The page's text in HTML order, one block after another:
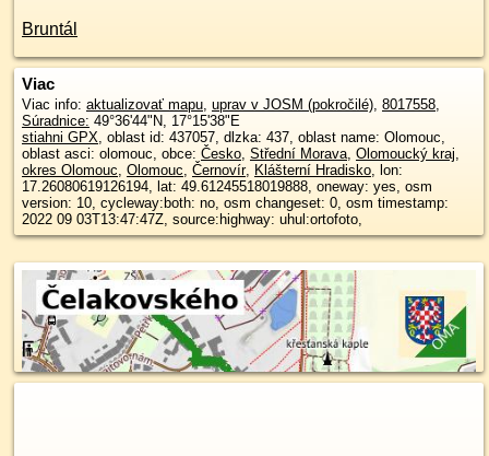
Bruntál
Viac
Viac info: aktualizovať mapu, uprav v JOSM (pokročilé), 8017558,
Súradnice: 49°36'44"N, 17°15'38"E
stiahni GPX, oblast id: 437057, dlzka: 437, oblast name: Olomouc,
oblast asci: olomouc, obce: Česko, Střední Morava, Olomoucký kraj,
okres Olomouc, Olomouc, Černovír, Klášterní Hradisko, lon:
17.26080619126194, lat: 49.61245518019888, oneway: yes, osm
version: 10, cycleway:both: no, osm changeset: 0, osm timestamp:
2022 09 03T13:47:47Z, source:highway: uhul:ortofoto,